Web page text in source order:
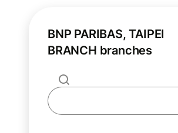
BNP PARIBAS, TAIPEI
BRANCH branches